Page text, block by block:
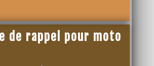
de rappel pour moto